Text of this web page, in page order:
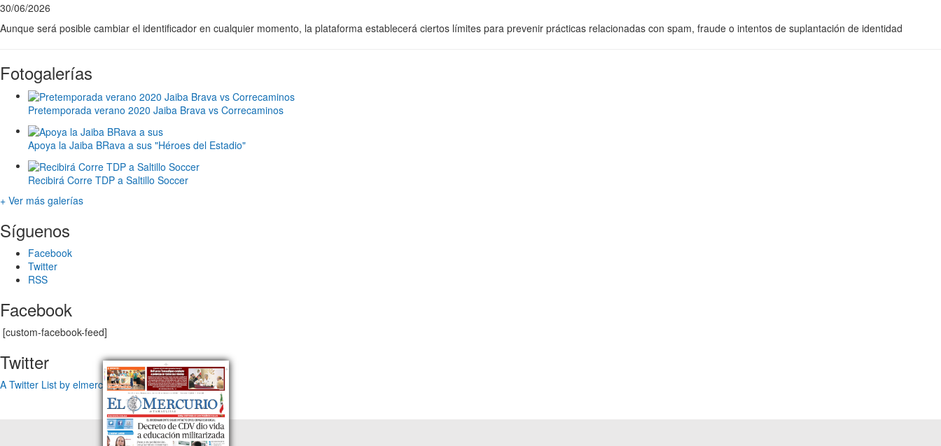
30/06/2026
Aunque será posible cambiar el identificador en cualquier momento, la plataforma establecerá ciertos límites para prevenir prácticas relacionadas con spam, fraude o intentos de suplantación de identidad
Fotogalerías
Pretemporada verano 2020 Jaiba Brava vs Correcaminos
Apoya la Jaiba BRava a sus "Héroes del Estadio"
Recibirá Corre TDP a Saltillo Soccer
+ Ver más galerías
Síguenos
Facebook
Twitter
RSS
Facebook
[custom-facebook-feed]
Twitter
A Twitter List by elmercuriotam